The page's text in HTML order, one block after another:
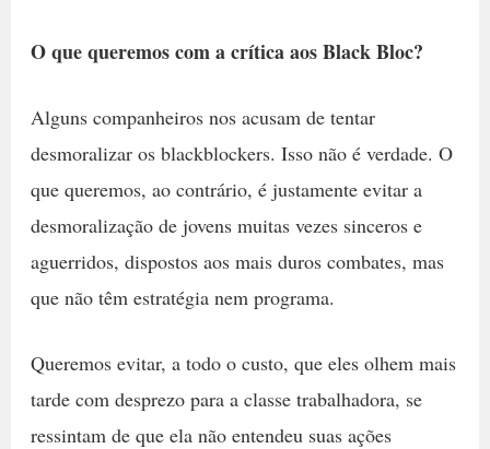
O que queremos com a crítica aos Black Bloc?
Alguns companheiros nos acusam de tentar
desmoralizar os blackblockers. Isso não é verdade. O
que queremos, ao contrário, é justamente evitar a
desmoralização de jovens muitas vezes sinceros e
aguerridos, dispostos aos mais duros combates, mas
que não têm estratégia nem programa.
Queremos evitar, a todo o custo, que eles olhem mais
tarde com desprezo para a classe trabalhadora, se
ressintam de que ela não entendeu suas ações